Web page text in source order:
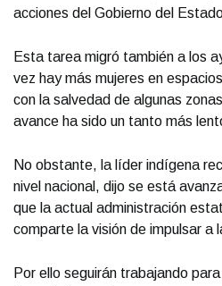
acciones del Gobierno del
Esta tarea migró también a los
vez hay más mujeres en
con la salvedad de algunas
avance ha sido un tanto más
No obstante, la líder indígena
nivel nacional, dijo se está
que la actual administración
comparte la visión de impulsar a
Por ello seguirán trabajando